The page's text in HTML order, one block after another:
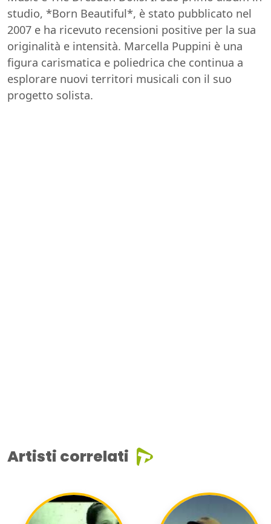
studio, *Born Beautiful*, è stato pubblicato nel
2007 e ha ricevuto recensioni positive per la sua
originalità e intensità. Marcella Puppini è una
figura carismatica e poliedrica che continua a
esplorare nuovi territori musicali con il suo
progetto solista.
Artisti correlati